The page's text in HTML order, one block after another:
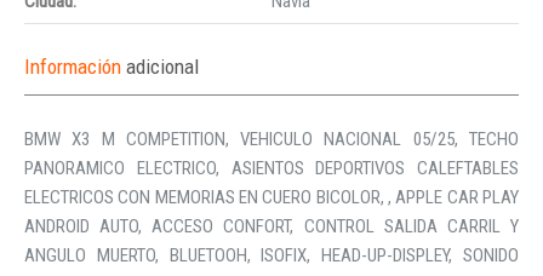
Información adicional
BMW X3 M COMPETITION, VEHICULO NACIONAL 05/25, TECHO
PANORAMICO ELECTRICO, ASIENTOS DEPORTIVOS CALEFTABLES
ELECTRICOS CON MEMORIAS EN CUERO BICOLOR, , APPLE CAR PLAY
ANDROID AUTO, ACCESO CONFORT, CONTROL SALIDA CARRIL Y
ANGULO MUERTO, BLUETOOH, ISOFIX, HEAD-UP-DISPLEY, SONIDO